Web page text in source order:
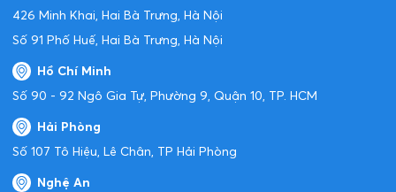
426 Minh Khai, Hai Bà Trưng, Hà Nội
Số 91 Phố Huế, Hai Bà Trưng, Hà Nội
Hồ Chí Minh
Số 90 - 92 Ngô Gia Tự, Phường 9, Quận 10, TP. HCM
Hải Phòng
Số 107 Tô Hiệu, Lê Chân, TP Hải Phòng
Nghệ An